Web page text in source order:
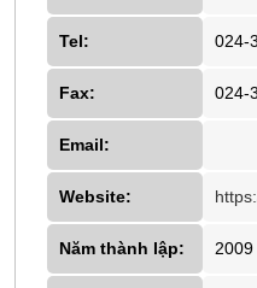
Tel: 024-
Fax: 024-
Email:
Website:
Năm thành lập: 2009